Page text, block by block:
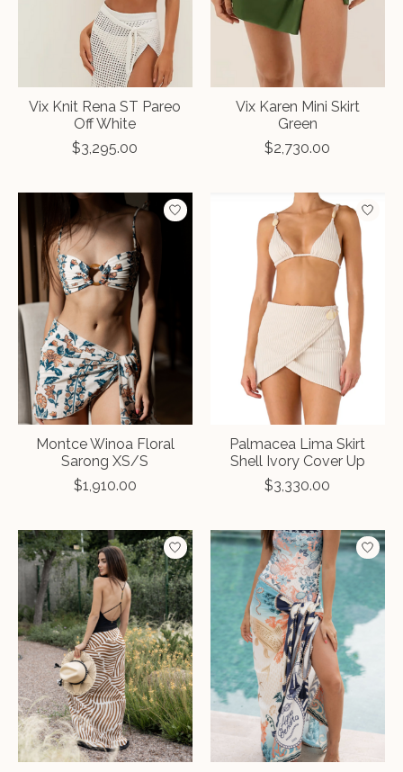
Vix Knit Rena ST Pareo
Off White
$3,295.00
Vix Karen Mini Skirt
Green
$2,730.00
Montce Winoa Floral
Sarong XS/S
$1,910.00
Palmacea Lima Skirt
Shell Ivory Cover Up
$3,330.00